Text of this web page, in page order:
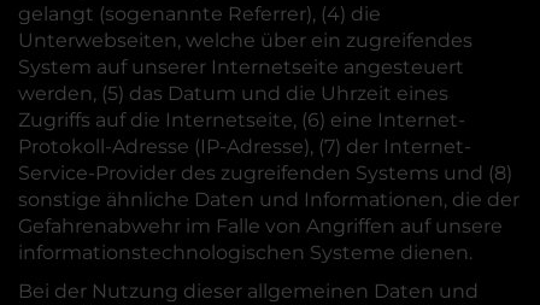
gelangt (sogenannte Referrer), (4) die
Unterwebseiten, welche über ein zugreifendes
System auf unserer Internetseite angesteuert
werden, (5) das Datum und die Uhrzeit eines
Zugriffs auf die Internetseite, (6) eine Internet-
Protokoll-Adresse (IP-Adresse), (7) der Internet-
Service-Provider des zugreifenden Systems und (8)
sonstige ähnliche Daten und Informationen, die der
Gefahrenabwehr im Falle von Angriffen auf unsere
informationstechnologischen Systeme dienen.
Bei der Nutzung dieser allgemeinen Daten und